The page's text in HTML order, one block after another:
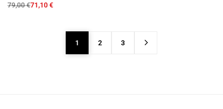
79,00€71,10€
1 2 3